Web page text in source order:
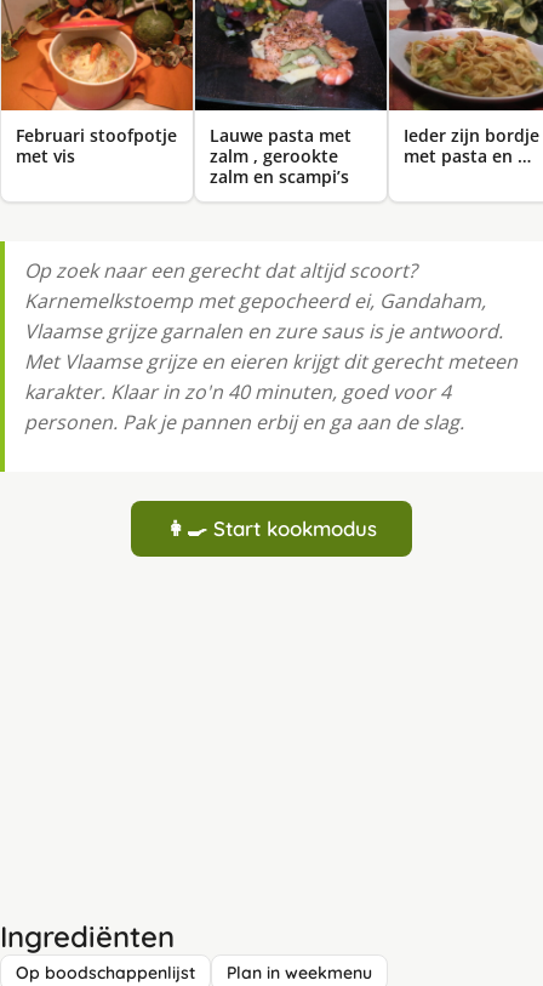
Februari stoofpotje
met vis
Lauwe pasta met
zalm , gerookte
zalm en scampi’s
Ieder zijn bordje
met pasta en …
Op zoek naar een gerecht dat altijd scoort?
Karnemelkstoemp met gepocheerd ei, Gandaham,
Vlaamse grijze garnalen en zure saus is je antwoord.
Met Vlaamse grijze en eieren krijgt dit gerecht meteen
karakter. Klaar in zo'n 40 minuten, goed voor 4
personen. Pak je pannen erbij en ga aan de slag.
👩‍🍳 Start kookmodus
Ingrediënten
Op boodschappenlijst Plan in weekmenu